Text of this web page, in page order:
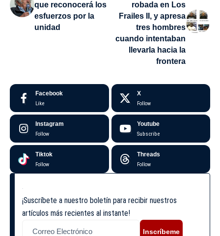
que reconocerá los
esfuerzos por la
unidad
robada en Los
Frailes II, y apresa
tres hombres
cuando intentaban
llevarla hacia la
frontera
Facebook
Like
X
Follow
Instagram
Follow
Youtube
Subscribe
Tiktok
Follow
Threads
Follow
¡Suscríbete a nuestro boletín para recibir nuestros
artículos más recientes al instante!
Inscríbeme